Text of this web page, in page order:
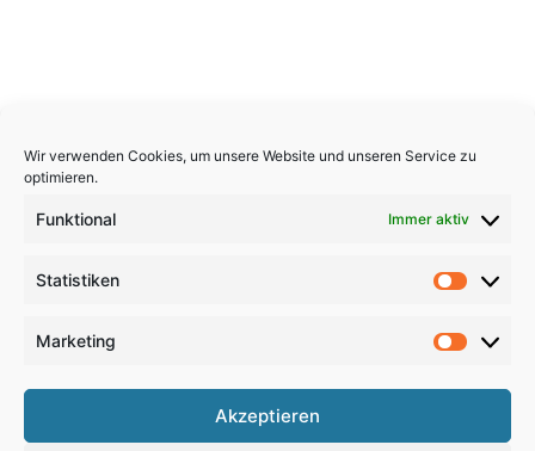
Wir verwenden Cookies, um unsere Website und unseren Service zu
optimieren.
Funktional Immer aktiv
Statistiken
Marketing
Akzeptieren